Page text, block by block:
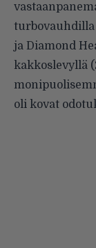
turbovauhdilla
ja Diamond
kakkoslevyllä
oli kovat